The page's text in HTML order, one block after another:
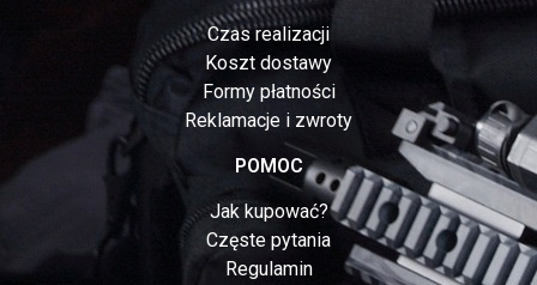
Czas realizacji
Koszt dostawy
Formy płatności
Reklamacje i zwroty
POMOC
Jak kupować?
Częste pytania
Regulamin